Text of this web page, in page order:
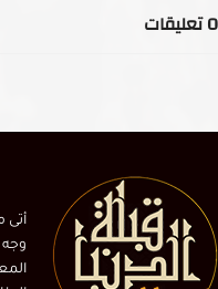
0تعليقات
أتى
وجه